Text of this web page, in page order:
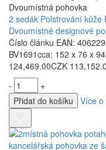
Dvoumístná pohovka
2 sedák Polstrování kůže
Dvoumístné designové
Číslo článku EAN:
BV1691cca: 152 x 76 x
124,469.00CZK
-
+
Přidat do košíku
Více o